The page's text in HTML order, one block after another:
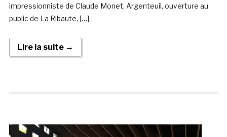
impressionniste de Claude Monet, Argenteuil, ouverture au
public de La Ribaute, […]
Lire la suite →